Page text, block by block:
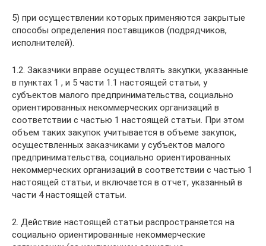
5) при осуществлении которых применяются закрытые
способы определения поставщиков (подрядчиков,
исполнителей).
1.2. Заказчики вправе осуществлять закупки, указанные
в пунктах 1 , и 5 части 1.1 настоящей статьи, у
субъектов малого предпринимательства, социально
ориентированных некоммерческих организаций в
соответствии с частью 1 настоящей статьи. При этом
объем таких закупок учитывается в объеме закупок,
осуществленных заказчиками у субъектов малого
предпринимательства, социально ориентированных
некоммерческих организаций в соответствии с частью 1
настоящей статьи, и включается в отчет, указанный в
части 4 настоящей статьи.
2. Действие настоящей статьи распространяется на
социально ориентированные некоммерческие